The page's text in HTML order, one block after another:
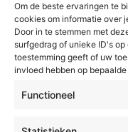
Om de beste ervaringen te
cookies om informatie over
Door in te stemmen met
surfgedrag of unieke ID's
toestemming geeft of uw
invloed hebben op
Functioneel
Leudal
Maasgouw
Echt-Susteren